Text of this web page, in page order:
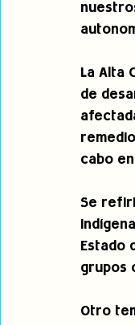
La Alta
de
cabo
Se
Estado
grupos
Otro